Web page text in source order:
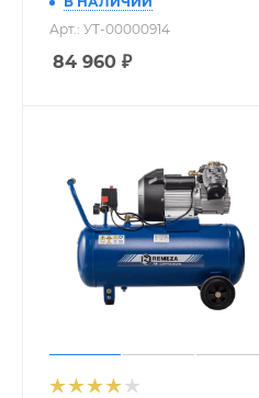
Арт.: УТ-00000914
84 960 ₽